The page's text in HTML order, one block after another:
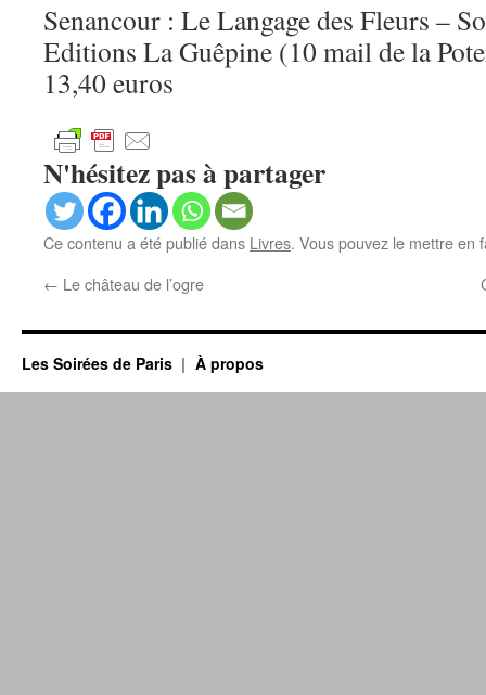
Senancour : Le Langage des Fleurs –
Editions La Guêpine (10 mail de la
13,40 euros
N'hésitez pas à partager
Ce contenu a été publié dans Livres. Vous pouvez le mettre en
← Le château de l’ogre
Les Soirées de Paris À propos